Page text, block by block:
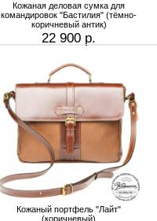
Кожаная деловая сумка для
командировок "Бастилия" (тёмно-
коричневый антик)
22 900 р.
Кожаный портфель "Лайт"
(коричневый)